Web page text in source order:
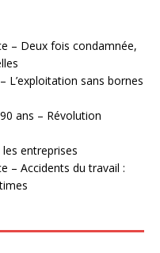
– Deux fois condamnée,
L’exploitation sans bornes
ans – Révolution
entreprises
– Accidents du travail :